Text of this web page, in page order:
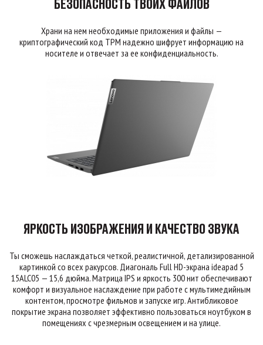
Храни на нем необходимые приложения и файлы —
криптографический код ТРМ надежно шифрует информацию на
носителе и отвечает за ее конфиденциальность.
ЯРКОСТЬ ИЗОБРАЖЕНИЯ И КАЧЕСТВО ЗВУКА
Ты сможешь наслаждаться четкой, реалистичной, детализированной
картинкой со всех ракурсов. Диагональ Full HD-экрана ideapad 5
15ALC05 — 15,6 дюйма. Матрица IPS и яркость 300 нит обеспечивают
комфорт и визуальное наслаждение при работе с мультимедийным
контентом, просмотре фильмов и запуске игр. Антибликовое
покрытие экрана позволяет эффективно пользоваться ноутбуком в
помещениях с чрезмерным освещением и на улице.